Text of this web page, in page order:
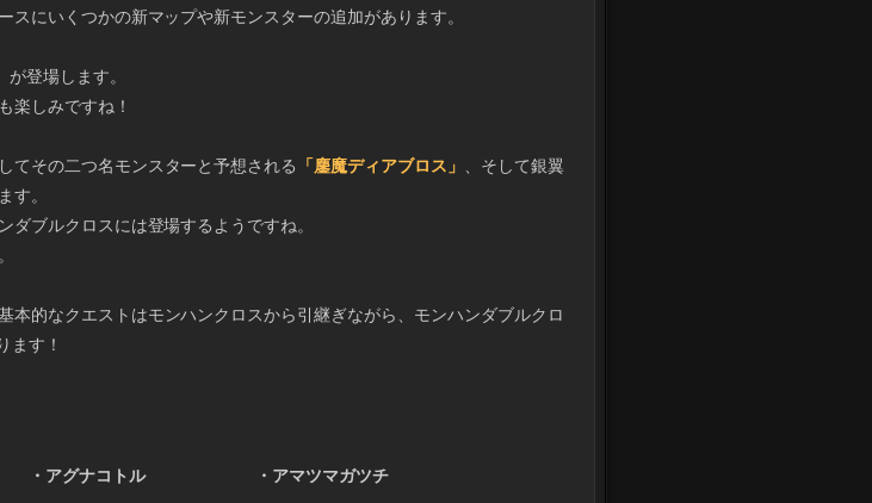
にいくつかの新マップや新モンスターの追加があります。
が登場します。
楽しみですね！
してその二つ名モンスターと予想される 「鏖魔ディアブロス」
、そして銀翼
す。
ブルクロスには登場するようですね。
本的なクエストはモンハンクロスから引継ぎながら、モンハンダブルクロ
ます！
・アグナコトル ・アマツマガツチ